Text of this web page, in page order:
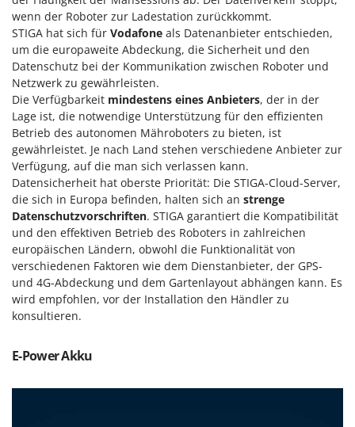
Prismafood
R
R.G.V.
Rato
Reber
Redback
Resto Italia
Ribimex
Ripartrak
Ritter
River Systems
Robomow
Rossofuoco
Royal Food
wenn der Roboter zur Ladestation zurückkommt.
STIGA hat sich für Vodafone als Datenanbieter entschieden,
um die europaweite Abdeckung, die Sicherheit und den
Datenschutz bei der Kommunikation zwischen Roboter und
Netzwerk zu gewährleisten.
Die Verfügbarkeit mindestens eines Anbieters, der in der
Lage ist, die notwendige Unterstützung für den effizienten
Betrieb des autonomen Mähroboters zu bieten, ist
gewährleistet. Je nach Land stehen verschiedene Anbieter zur
Verfügung, auf die man sich verlassen kann.
Datensicherheit hat oberste Priorität: Die STIGA-Cloud-Server,
die sich in Europa befinden, halten sich an strenge
Datenschutzvorschriften. STIGA garantiert die Kompatibilität
und den effektiven Betrieb des Roboters in zahlreichen
europäischen Ländern, obwohl die Funktionalität von
verschiedenen Faktoren wie dem Dienstanbieter, der GPS-
und 4G-Abdeckung und dem Gartenlayout abhängen kann. Es
wird empfohlen, vor der Installation den Händler zu
konsultieren.
E-Power Akku